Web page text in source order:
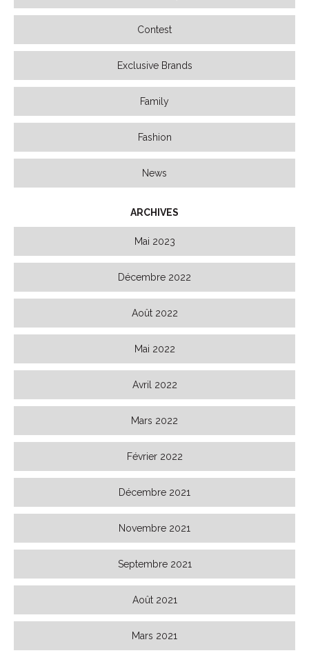
Contest
Exclusive Brands
Family
Fashion
News
ARCHIVES
Mai 2023
Décembre 2022
Août 2022
Mai 2022
Avril 2022
Mars 2022
Février 2022
Décembre 2021
Novembre 2021
Septembre 2021
Août 2021
Mars 2021